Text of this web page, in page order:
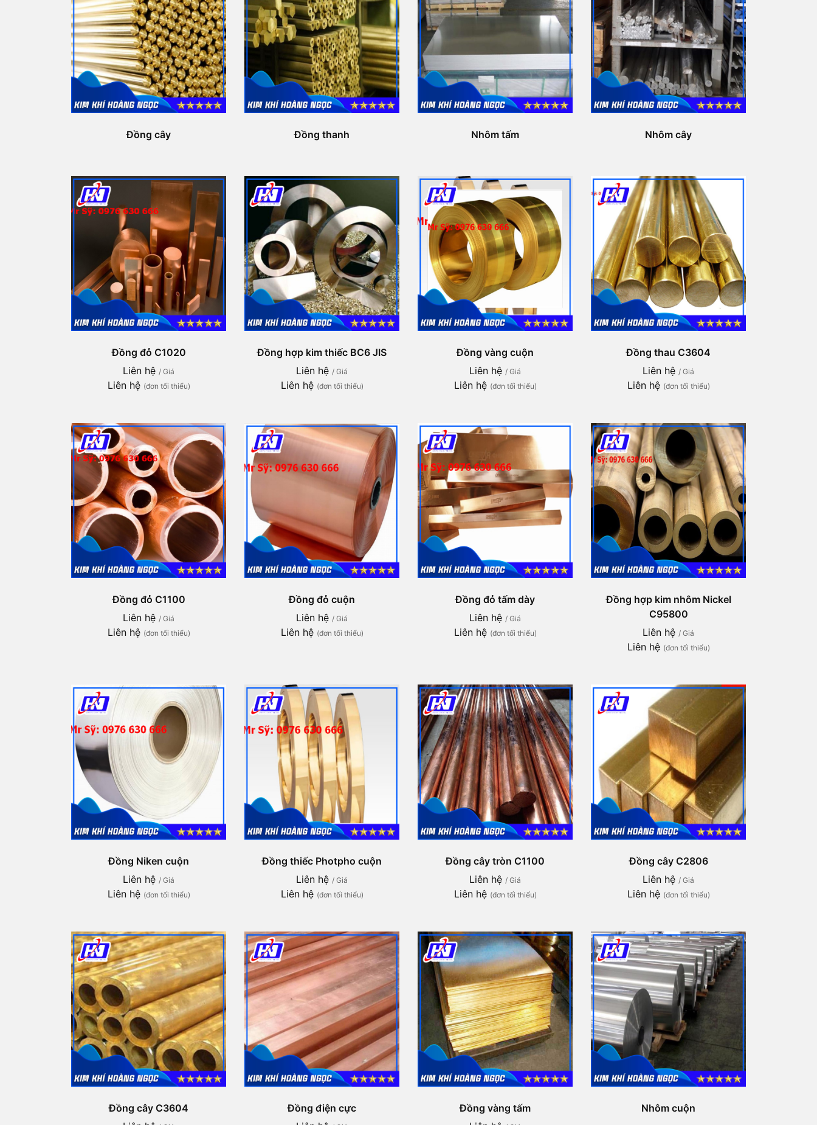
Đồng cây Đồng thanh Nhôm tấm Nhôm cây
Đồng đỏ C1020
Liên hệ / Giá
Liên hệ (đơn tối thiểu)
Đồng hợp kim thiếc BC6 JIS
Liên hệ / Giá
Liên hệ (đơn tối thiểu)
Đồng vàng cuộn
Liên hệ / Giá
Liên hệ (đơn tối thiểu)
Đồng thau C3604
Liên hệ / Giá
Liên hệ (đơn tối thiểu)
Đồng đỏ C1100
Liên hệ / Giá
Liên hệ (đơn tối thiểu)
Đồng đỏ cuộn
Liên hệ / Giá
Liên hệ (đơn tối thiểu)
Đồng đỏ tấm dày
Liên hệ / Giá
Liên hệ (đơn tối thiểu)
Đồng hợp kim nhôm Nickel
C95800
Liên hệ / Giá
Liên hệ (đơn tối thiểu)
Đồng Niken cuộn
Liên hệ / Giá
Liên hệ (đơn tối thiểu)
Đồng thiếc Photpho cuộn
Liên hệ / Giá
Liên hệ (đơn tối thiểu)
Đồng cây tròn C1100
Liên hệ / Giá
Liên hệ (đơn tối thiểu)
Đồng cây C2806
Liên hệ / Giá
Liên hệ (đơn tối thiểu)
Đồng cây C3604
Đồng điện cực
Đồng vàng tấm
Nhôm cuộn